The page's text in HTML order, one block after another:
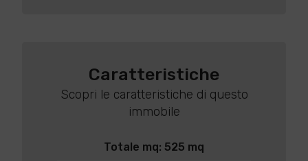
Caratteristiche
Scopri le caratteristiche di questo
immobile
Totale mq: 525 mq